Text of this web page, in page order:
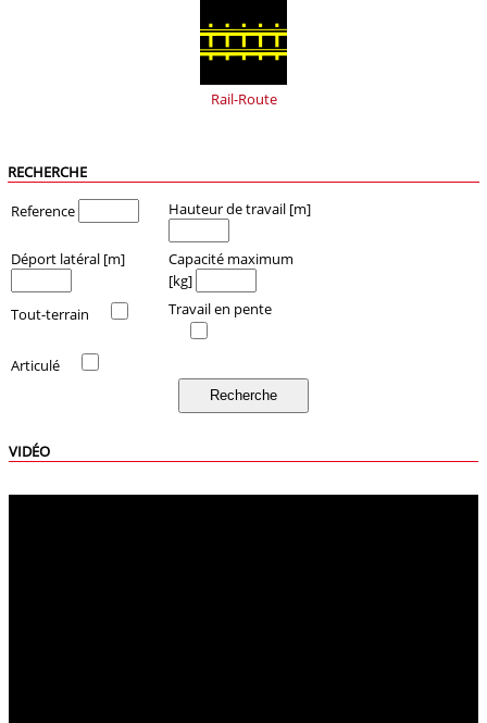
Rail-Route
RECHERCHE
Reference
Hauteur de travail [m]
Déport latéral [m]
Capacité maximum
[kg]
Tout-terrain
Travail en pente
Articulé
VIDÉO